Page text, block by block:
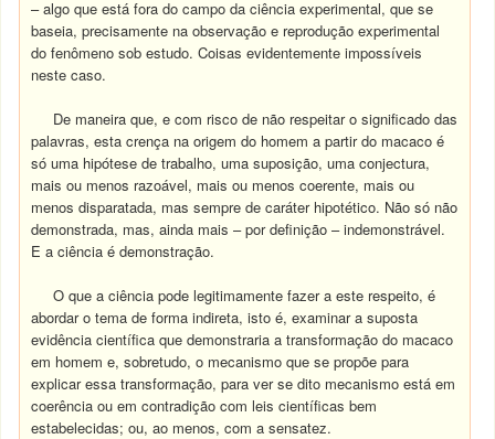
– algo que está fora do campo da ciência experimental, que se
baseia, precisamente na observação e reprodução experimental
do fenômeno sob estudo. Coisas evidentemente impossíveis
neste caso.
De maneira que, e com risco de não respeitar o significado das
palavras, esta crença na origem do homem a partir do macaco é
só uma hipótese de trabalho, uma suposição, uma conjectura,
mais ou menos razoável, mais ou menos coerente, mais ou
menos disparatada, mas sempre de caráter hipotético. Não só não
demonstrada, mas, ainda mais – por definição – indemonstrável.
E a ciência é demonstração.
O que a ciência pode legitimamente fazer a este respeito, é
abordar o tema de forma indireta, isto é, examinar a suposta
evidência científica que demonstraria a transformação do macaco
em homem e, sobretudo, o mecanismo que se propõe para
explicar essa transformação, para ver se dito mecanismo está em
coerência ou em contradição com leis científicas bem
estabelecidas; ou, ao menos, com a sensatez.